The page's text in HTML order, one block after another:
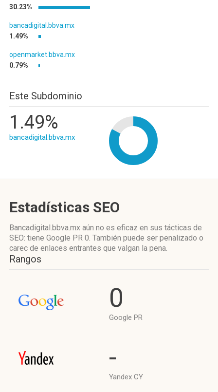
30.23%
bancadigital.bbva.mx
1.49%
openmarket.bbva.mx
0.79%
Este Subdominio
1.49%
bancadigital.bbva.mx
Estadísticas SEO
Bancadigital.bbva.mx aún no es eficaz en sus tácticas de
SEO: tiene Google PR 0. También puede ser penalizado o
carec de enlaces entrantes que valgan la pena.
Rangos
0
Google PR
-
Yandex CY